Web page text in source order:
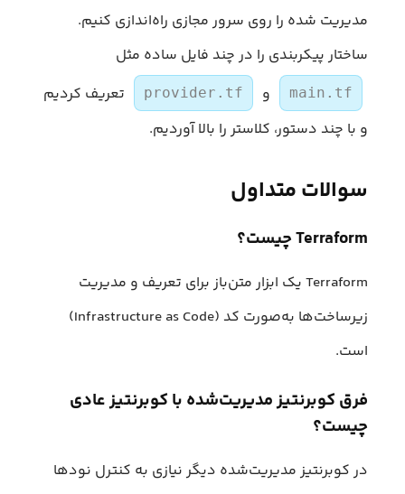
مدیریت شده را روی سرور مجازی راه‌اندازی کنیم.
ساختار پیکربندی را در چند فایل ساده مثل
main.tf و provider.tf
تعریف کردیم
و با چند دستور، کلاستر را بالا آوردیم.
سوالات متداول
Terraform چیست؟
Terraform یک ابزار متن‌باز برای تعریف و مدیریت
زیرساخت‌ها به‌صورت کد (Infrastructure as Code)
است.
فرق کوبرنتیز مدیریت‌شده با کوبرنتیز عادی
چیست؟
در کوبرنتیز مدیریت‌شده دیگر نیازی به کنترل نودها